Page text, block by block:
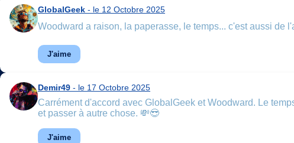
GlobalGeek - le 12 Octobre 2025
Woodward a raison, la paperasse, le temps... c'est aussi de
J'aime
Demir49 - le 17 Octobre 2025
Carrément d'accord avec GlobalGeek et Woodward. Le
et passer à autre chose. 💸😎
J'aime